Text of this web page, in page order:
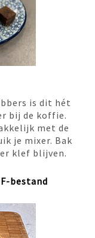
is dit hét
bij de koffie.
met de
je mixer. Bak
klef blijven.
bestand